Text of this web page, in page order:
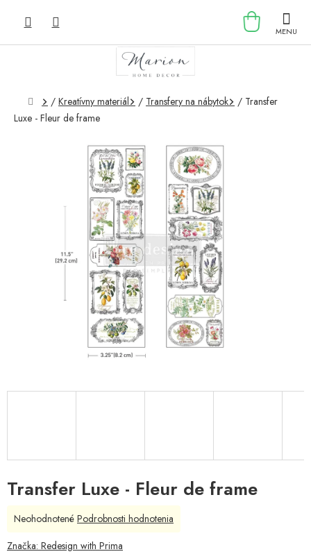
KOŠÍK
Domov
/ Kreatívny materiál / Transfery na nábytok / Transfer
Luxe - Fleur de frame
Transfer Luxe - Fleur de frame
Priemerné
produktu
Neohodnotené Podrobnosti hodnotenia
Značka: Redesign with Prima